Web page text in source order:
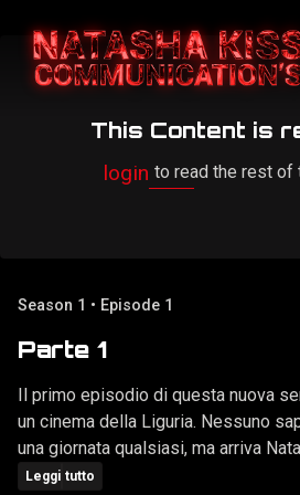
This Content is
login to read the rest of
Season 1 • Episode 1
Parte 1
Il primo episodio di questa nuova
un cinema della Liguria. Nessuno
una giornata qualsiasi, ma arriva
accompagnata da un amico
Leggi tutto